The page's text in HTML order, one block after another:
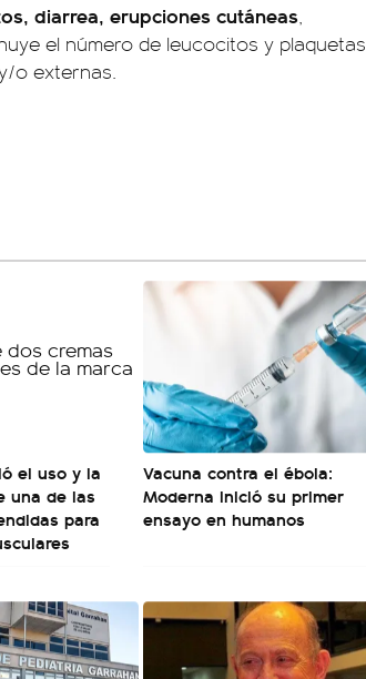
diarrea, erupciones cutáneas,
el número de leucocitos y plaquetas
o externas.
el uso y la
una de las
para
Vacuna contra el ébola:
Moderna inició su primer
ensayo en humanos